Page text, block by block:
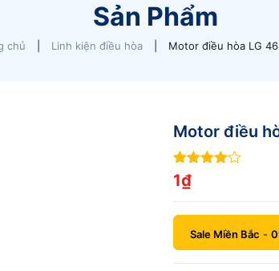
Sản Phẩm
chủ Linh kiện điều hòa Motor điều hòa LG
Motor điều
4 out of
5
1₫
Sale Miền Bắc -